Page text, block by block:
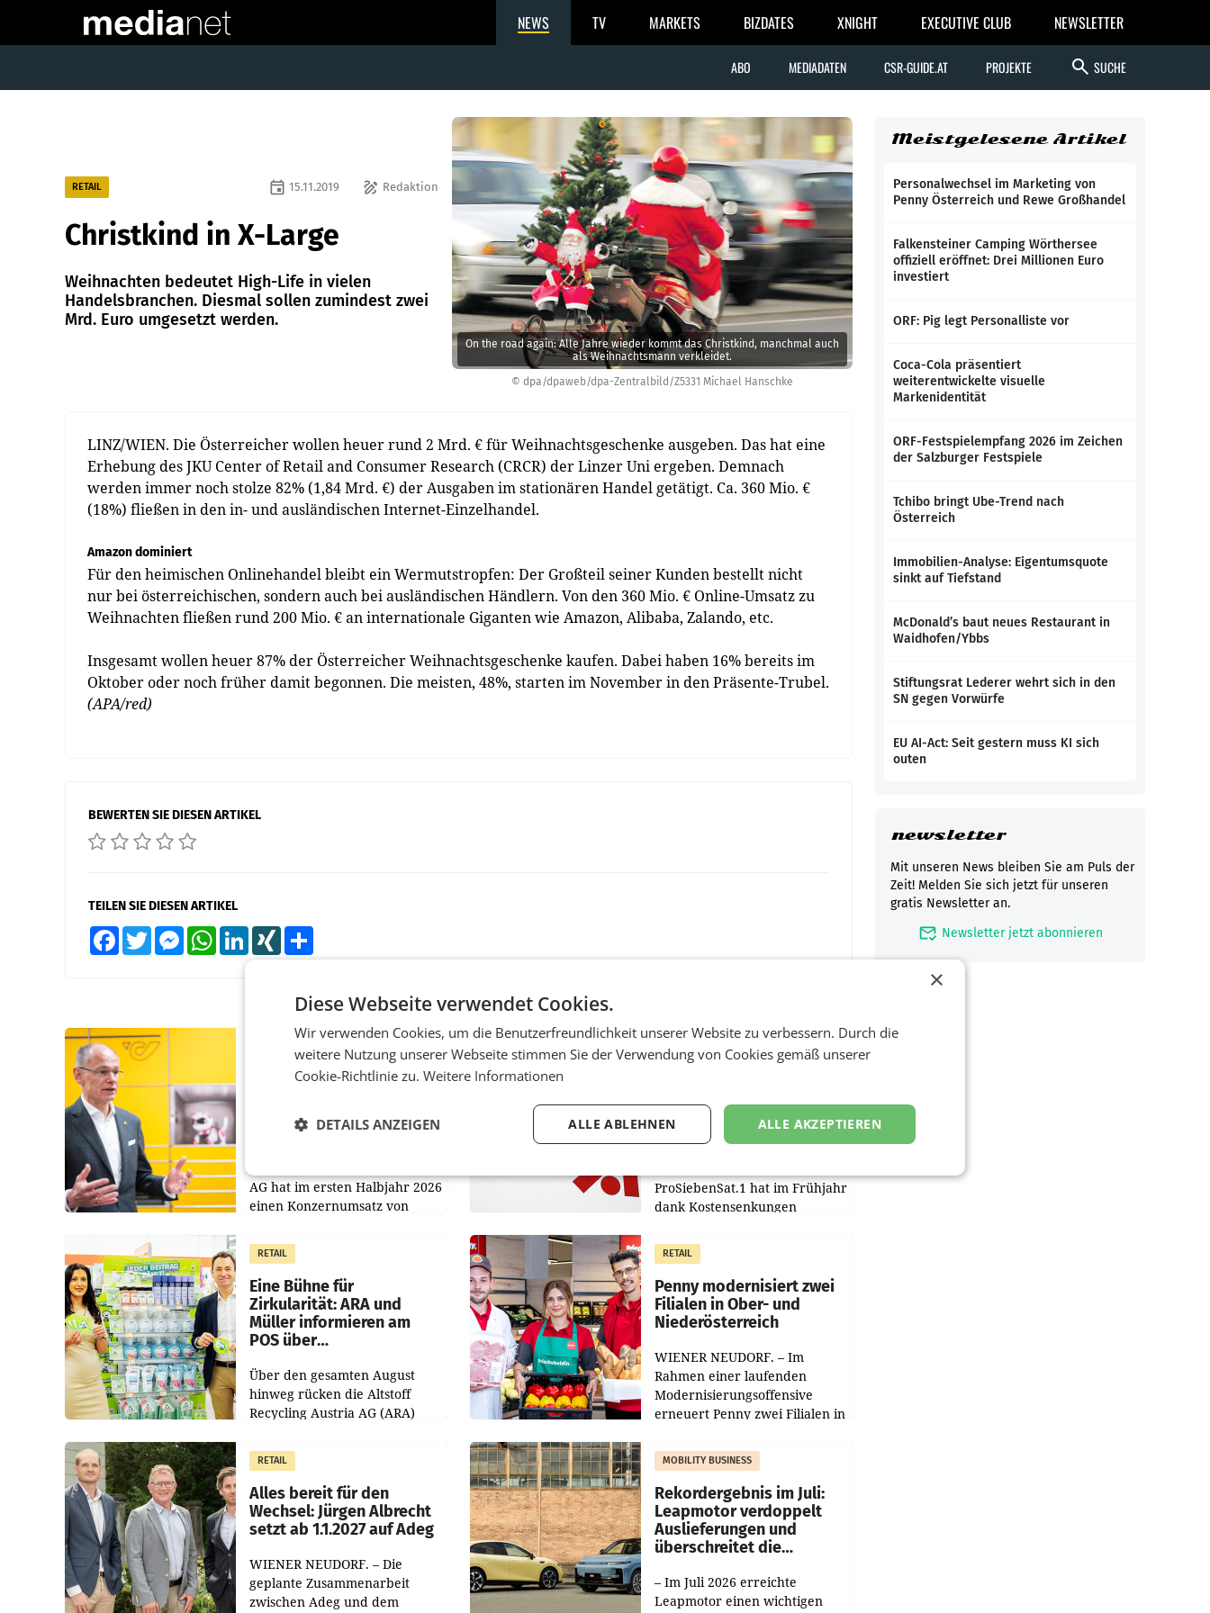
NEWS TV MARKETS BIZDATES XNIGHT EXECUTIVE CLUB NEWSLETTER
ABO MEDIADATEN CSR-GUIDE.AT PROJEKTE search SUCHE
© dpa/dpaweb/dpa-Zentralbild/Z5331 Michael Hanschke
On the road again: Alle Jahre wieder kommt das Christkind, manchmal auch
als Weihnachtsmann verkleidet.
RETAIL draw Redaktion
event 15.11.2019
Christkind in X-Large
Weihnachten bedeutet High-Life in vielen
Handelsbranchen. Diesmal sollen zumindest zwei
Mrd. Euro umgesetzt werden.
LINZ/WIEN. Die Österreicher wollen heuer rund 2 Mrd. € für Weihnachtsgeschenke ausgeben. Das hat eine
Erhebung des JKU Center of Retail and Consumer Research (CRCR) der Linzer Uni ergeben. Demnach
werden immer noch stolze 82% (1,84 Mrd. €) der Ausgaben im stationären Handel getätigt. Ca. 360 Mio. €
(18%) fließen in den in- und ausländischen Internet-Einzelhandel.
Amazon dominiert
Für den heimischen Onlinehandel bleibt ein Wermutstropfen: Der Großteil seiner Kunden bestellt nicht
nur bei österreichischen, sondern auch bei ausländischen Händlern. Von den 360 Mio. € Online-Umsatz zu
Weihnachten fließen rund 200 Mio. € an internationale Giganten wie Amazon, Alibaba, Zalando, etc.
Insgesamt wollen heuer 87% der Österreicher Weihnachtsgeschenke kaufen. Dabei haben 16% bereits im
Oktober oder noch früher damit begonnen. Die meisten, 48%, starten im November in den Präsente-Trubel.
(APA/red)
BEWERTEN SIE DIESEN ARTIKEL
TEILEN SIE DIESEN ARTIKEL
FacebookTwitter MessengerWhatsAppLinkedInXING
Österreichische Post:
Halbjahr trotz schwachem
Briefgeschäft
AG hat im ersten Halbjahr 2026
einen Konzernumsatz von
erwirtschaftet, was einem Plus
von 3,8 Prozent gegenüber
dem Vergleichszeitraum
MARKETING & MEDIA
Gewinn
UNTERFÖHRING/MAILAND/AMSTERDAM.
ProSiebenSat.1 hat im Frühjahr
dank Kostensenkungen
gemacht und die
Markterwartung deutlich
übertroffen.
RETAIL
Eine Bühne für
Zirkularität: ARA und
Müller informieren am
POS über
Über den gesamten August
hinweg rücken die Altstoff
Recycling Austria AG (ARA)
Müller die Initiative „Kreislauf-
Helden“ in allen
österreichischen Müller-Filialen
RETAIL
Penny modernisiert zwei
Filialen in Ober- und
Niederösterreich
WIENER NEUDORF. – Im
Rahmen einer laufenden
Modernisierungsoffensive
erneuert Penny zwei Filialen in
Die beiden Standorte liegen in
Haag sowie im rund
RETAIL
Alles bereit für den
Wechsel: Jürgen Albrecht
setzt ab 1.1.2027 auf Adeg
WIENER NEUDORF. – Die
geplante Zusammenarbeit
zwischen Adeg und dem
MOBILITY BUSINESS
Rekordergebnis im Juli:
Leapmotor verdoppelt
Auslieferungen und
überschreitet die
– Im Juli 2026 erreichte
Leapmotor einen wichtigen
Meistgelesene Artikel
Personalwechsel im Marketing von
Penny Österreich und Rewe Großhandel
Falkensteiner Camping Wörthersee
offiziell eröffnet: Drei Millionen Euro
investiert
ORF: Pig legt Personalliste vor
Coca-Cola präsentiert
weiterentwickelte visuelle
Markenidentität
ORF-Festspielempfang 2026 im Zeichen
der Salzburger Festspiele
Tchibo bringt Ube-Trend nach
Österreich
Immobilien-Analyse: Eigentumsquote
sinkt auf Tiefstand
McDonald’s baut neues Restaurant in
Waidhofen/Ybbs
Stiftungsrat Lederer wehrt sich in den
SN gegen Vorwürfe
EU AI-Act: Seit gestern muss KI sich
outen
newsletter
Mit unseren News bleiben Sie am Puls der
Zeit! Melden Sie sich jetzt für unseren
gratis Newsletter an.
mark_email_read Newsletter jetzt abonnieren
×
Diese Webseite verwendet Cookies.
Wir verwenden Cookies, um die Benutzerfreundlichkeit unserer Website zu verbessern. Durch die
weitere Nutzung unserer Webseite stimmen Sie der Verwendung von Cookies gemäß unserer
Cookie-Richtlinie zu. Weitere Informationen
ALLE AKZEPTIEREN
ALLE ABLEHNEN
DETAILS ANZEIGEN